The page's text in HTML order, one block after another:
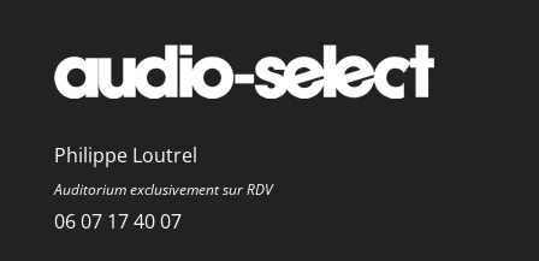
Philippe Loutrel
Auditorium exclusivement sur RDV
06 07 17 40 07